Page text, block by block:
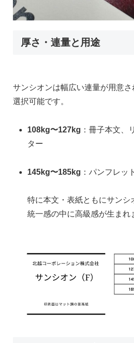
厚さ・連量と用途
サンシオンは幅広い連量が用意
選択可能です。
108kg〜127kg ：冊子本文、
ター
145kg〜185kg ：パンフレッ
特に本文・表紙ともにサンシ
統一感の中に高級感が生まれ